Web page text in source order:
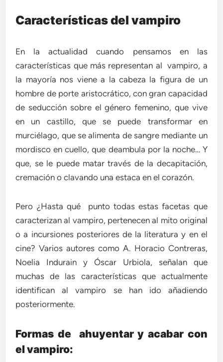
Características del vampiro
En la actualidad cuando pensamos en las
características que más representan al vampiro, a
la mayoría nos viene a la cabeza la figura de un
hombre de porte aristocrático, con gran capacidad
de seducción sobre el género femenino, que vive
en un castillo, que se puede transformar en
murciélago, que se alimenta de sangre mediante un
mordisco en cuello, que deambula por la noche… Y
que, se le puede matar través de la decapitación,
cremación o clavando una estaca en el corazón.
Pero ¿Hasta qué punto todas estas facetas que
caracterizan al vampiro, pertenecen al mito original
o a incursiones posteriores de la literatura y en el
cine? Varios autores como A. Horacio Contreras,
Noelia Indurain y Óscar Urbiola, señalan que
muchas de las características que actualmente
identifican al vampiro se han ido añadiendo
posteriormente.
Formas de ahuyentar y acabar con
el vampiro: